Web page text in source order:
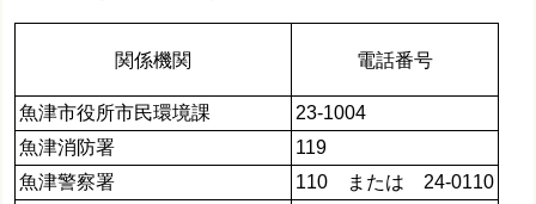
関係機関 電話番号
魚津市役所市民環境課
23-1004
魚津消防署
119
魚津警察署
110 または 24-0110